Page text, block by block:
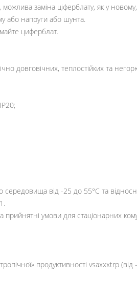
заміна ціферблату, як у
або напруги або шунта.
циферблат.
довговічних, теплостійких та
від -25 до 55°С та
умови для стаціонарних
продуктивності vsaxxxtrp (від